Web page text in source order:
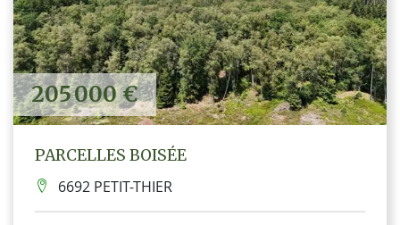
205 000 €
PARCELLES BOISÉE
6692 PETIT-THIER